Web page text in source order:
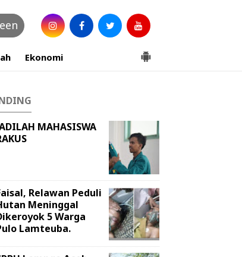
Ekonomi
MAHASISWA
Relawan Peduli
Meninggal
5 Warga
Lamteuba.